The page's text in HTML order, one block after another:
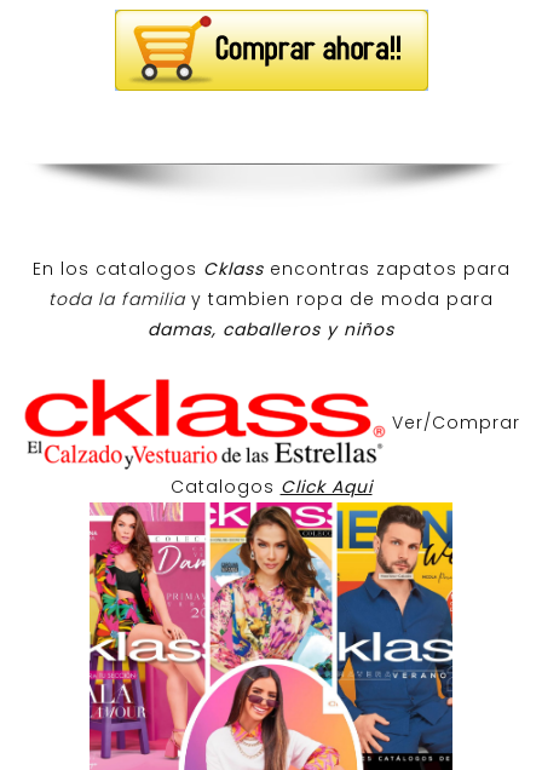
En los catalogos Cklass encontras zapatos para
toda la familiay tambien ropa de moda para
damas, caballeros y niños
Ver/Comprar
Catalogos Click Aqui